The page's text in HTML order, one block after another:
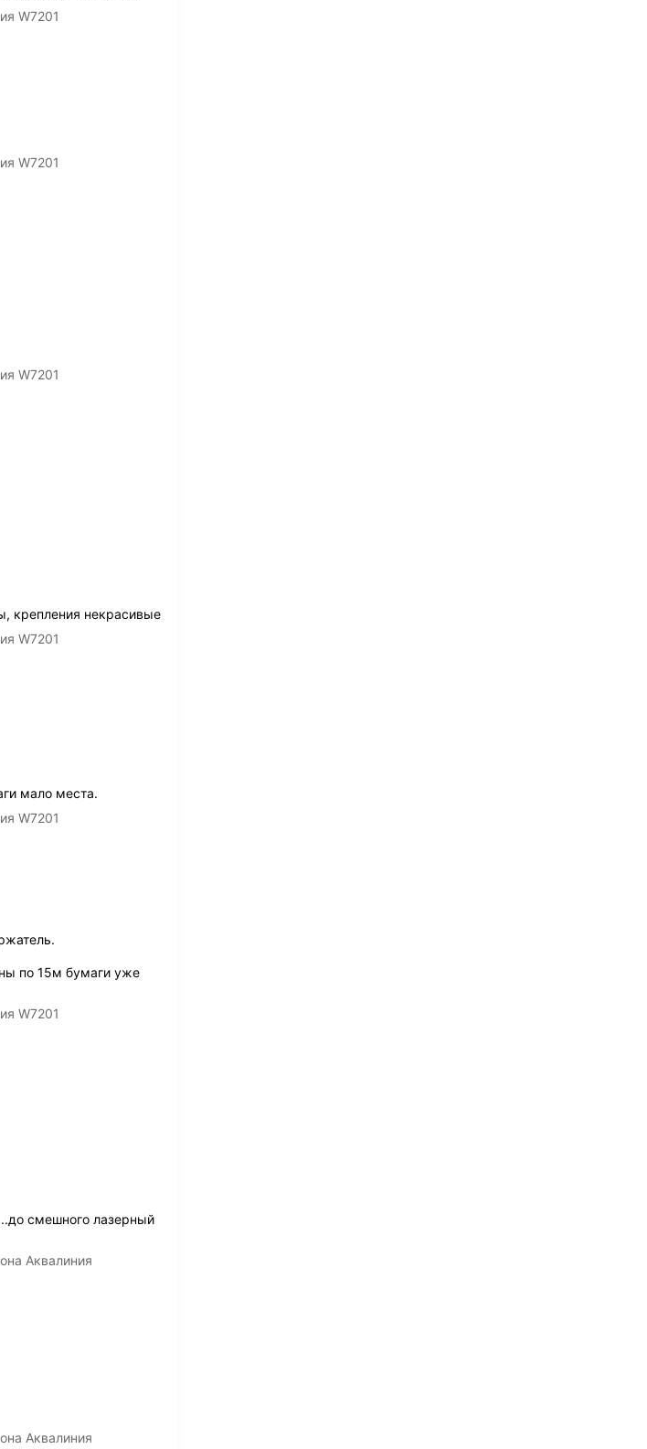
W7201
W7201
W7201
крепления некрасивые
W7201
мало места.
W7201
по 15м бумаги уже
W7201
смешного лазерный
Аквалиния
Аквалиния